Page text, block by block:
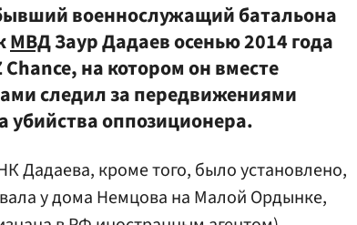
военнослужащий батальона
МВДЗаур Дадаев осенью 2014 года
на котором он вместе
следил за передвижениями
убийства оппозиционера.
Дадаева, кроме того, было установлено,
у дома Немцова на Малой Ордынке,